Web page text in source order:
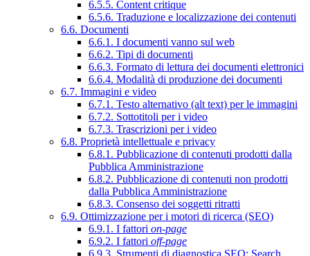
6.5.5. Content critique
6.5.6. Traduzione e localizzazione dei contenuti
6.6. Documenti
6.6.1. I documenti vanno sul web
6.6.2. Tipi di documenti
6.6.3. Formato di lettura dei documenti elettronici
6.6.4. Modalità di produzione dei documenti
6.7. Immagini e video
6.7.1. Testo alternativo (alt text) per le immagini
6.7.2. Sottotitoli per i video
6.7.3. Trascrizioni per i video
6.8. Proprietà intellettuale e privacy
6.8.1. Pubblicazione di contenuti prodotti dalla
Pubblica Amministrazione
6.8.2. Pubblicazione di contenuti non prodotti
dalla Pubblica Amministrazione
6.8.3. Consenso dei soggetti ritratti
6.9. Ottimizzazione per i motori di ricerca (SEO)
6.9.1. I fattori on-page
6.9.2. I fattori off-page
6.9.3. Strumenti di diagnostica SEO: Search